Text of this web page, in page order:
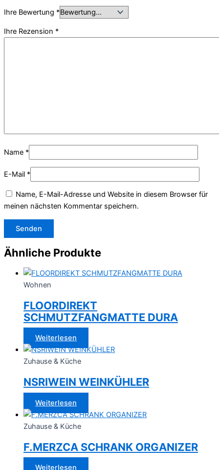
Ihre Bewertung *
Ihre Rezension *
Name *
E-Mail *
Name, E-Mail-Adresse und Website in diesem Browser für
meinen nächsten Kommentar speichern.
Ähnliche Produkte
Wohnen
FLOORDIREKT
SCHMUTZFANGMATTE DURA
Weiterlesen
Zuhause & Küche
NSRIWEIN WEINKÜHLER
Weiterlesen
Zuhause & Küche
F.MERZCA SCHRANK ORGANIZER
Weiterlesen